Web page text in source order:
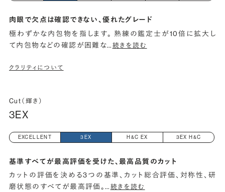
肉眼で欠点は確認できない、優れたグレード
極わずかな内包物を指します。 熟練の鑑定士が10倍に拡大し
て内包物などの確認が困難な…続きを読む
クラリティについて
Cut（輝き）
3EX
EXCELLENT 3EX H&C EX 3EX H&C
基準すべてが最高評価を受けた、最高品質のカット
カットの評価を決める3つの基準、カット総合評価、対称性、研
磨状態のすべてが最高評価。…続きを読む